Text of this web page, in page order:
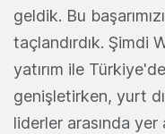
geldik. Bu
taçlandırdık. Şimdi
yatırım ile
genişletirken, yurt
liderler arasında yer